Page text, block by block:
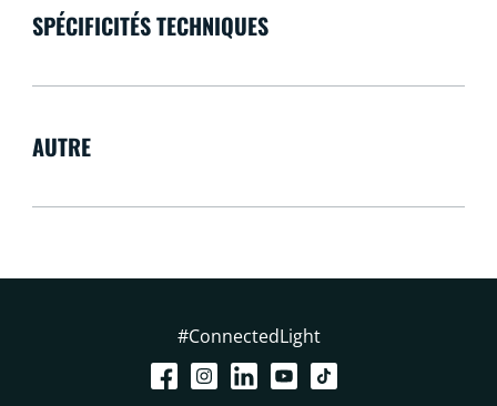
SPÉCIFICITÉS TECHNIQUES
AUTRE
#ConnectedLight